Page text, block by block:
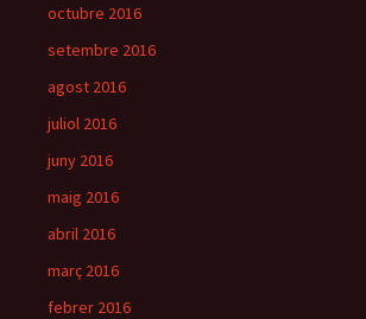
octubre 2016
setembre 2016
agost 2016
juliol 2016
juny 2016
maig 2016
abril 2016
març 2016
febrer 2016